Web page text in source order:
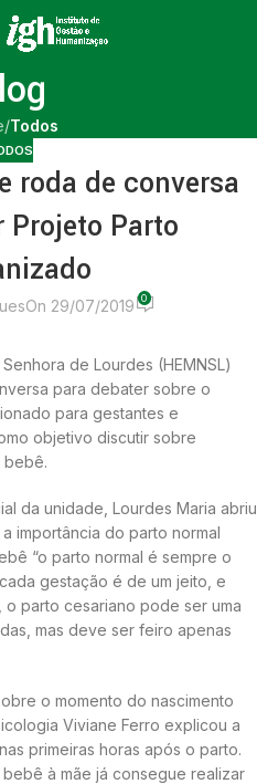
/Todos
roda de conversa
Projeto Parto
On 29/07/2019 0
de Lourdes (HEMNSL)
para debater sobre o
para gestantes e
objetivo discutir sobre
bebê.
da unidade, Lourdes Maria abriu
importância do parto normal
“o parto normal é sempre o
gestação é de um jeito, e
parto cesariano pode ser uma
mas deve ser feiro apenas
o momento do nascimento
Viviane Ferro explicou a
primeiras horas após o parto.
à mãe já consegue realizar